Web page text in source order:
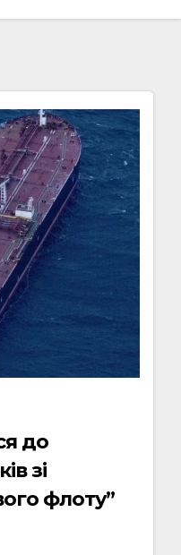
до
зі
флоту”